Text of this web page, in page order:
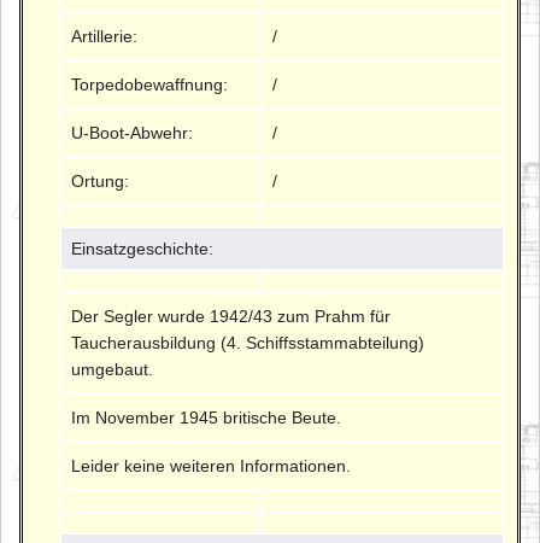
Artillerie: /
Torpedobewaffnung: /
U-Boot-Abwehr: /
Ortung: /
Einsatzgeschichte:
Der Segler wurde 1942/43 zum Prahm für
Taucherausbildung (4. Schiffsstammabteilung)
umgebaut.
Im November 1945 britische Beute.
Leider keine weiteren Informationen.